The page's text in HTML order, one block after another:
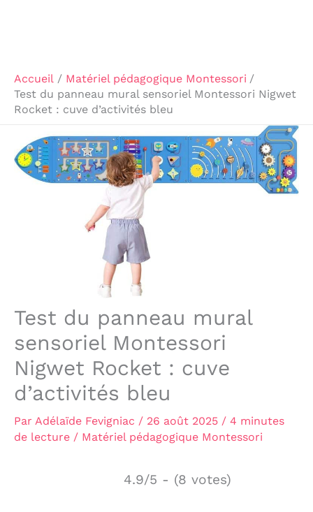
Accueil
Matériel pédagogique Montessori
Test du panneau mural sensoriel Montessori Nigwet
Rocket : cuve d’activités bleu
Test du panneau mural
sensoriel Montessori
Nigwet Rocket : cuve
d’activités bleu
Par Adélaïde Fevigniac / 26 août 2025 / 4 minutes
de lecture / Matériel pédagogique Montessori
4.9/5 - (8 votes)